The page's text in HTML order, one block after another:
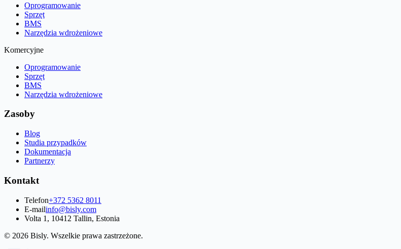
Oprogramowanie
Sprzęt
BMS
Narzędzia wdrożeniowe
Komercyjne
Oprogramowanie
Sprzęt
BMS
Narzędzia wdrożeniowe
Zasoby
Blog
Studia przypadków
Dokumentacja
Partnerzy
Kontakt
Telefon+372 5362 8011
E-mailinfo@bisly.com
Volta 1, 10412 Tallin, Estonia
© 2026 Bisly. Wszelkie prawa zastrzeżone.